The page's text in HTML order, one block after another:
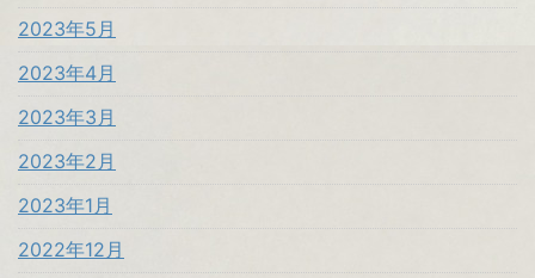
2023年5月
2023年4月
2023年3月
2023年2月
2023年1月
2022年12月